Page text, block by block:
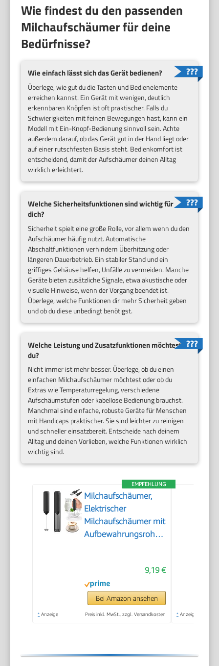
Wie findest du den passenden
Milchaufschäumer für deine
Bedürfnisse?
Wie einfach lässt sich das Gerät bedienen?
Überlege, wie gut du die Tasten und Bedienelemente
erreichen kannst. Ein Gerät mit wenigen, deutlich
erkennbaren Knöpfen ist oft praktischer. Falls du
Schwierigkeiten mit feinen Bewegungen hast, kann ein
Modell mit Ein-Knopf-Bedienung sinnvoll sein. Achte
außerdem darauf, ob das Gerät gut in der Hand liegt oder
auf einer rutschfesten Basis steht. Bedienkomfort ist
entscheidend, damit der Aufschäumer deinen Alltag
wirklich erleichtert.
Welche Sicherheitsfunktionen sind wichtig für
dich?
Sicherheit spielt eine große Rolle, vor allem wenn du den
Aufschäumer häufig nutzt. Automatische
Abschaltfunktionen verhindern Überhitzung oder
längeren Dauerbetrieb. Ein stabiler Stand und ein
griffiges Gehäuse helfen, Unfälle zu vermeiden. Manche
Geräte bieten zusätzliche Signale, etwa akustische oder
visuelle Hinweise, wenn der Vorgang beendet ist.
Überlege, welche Funktionen dir mehr Sicherheit geben
und ob du diese unbedingt benötigst.
Welche Leistung und Zusatzfunktionen möchtest
du?
Nicht immer ist mehr besser. Überlege, ob du einen
einfachen Milchaufschäumer möchtest oder ob du
Extras wie Temperaturregelung, verschiedene
Aufschäumstufen oder kabellose Bedienung brauchst.
Manchmal sind einfache, robuste Geräte für Menschen
mit Handicaps praktischer. Sie sind leichter zu reinigen
und schneller einsatzbereit. Entscheide nach deinem
Alltag und deinen Vorlieben, welche Funktionen wirklich
wichtig sind.
EMPFEHLUNG
Milchaufschäumer,
Elektrischer
Milchaufschäumer mit
Aufbewahrungsrohr,
mit 14.000 U/min,
Mini Mixer für Matcha
Latte, Cappuccino,
Küchenaccessoires
9,19 €
Bei Amazon ansehen
* Anzeige Preis inkl. MwSt., zzgl. Versandkosten * Anzeige